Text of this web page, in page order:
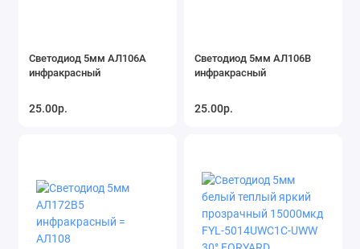
Светодиод 5мм АЛ106А
инфракрасный
25.00р.
Светодиод 5мм АЛ106В
инфракрасный
25.00р.